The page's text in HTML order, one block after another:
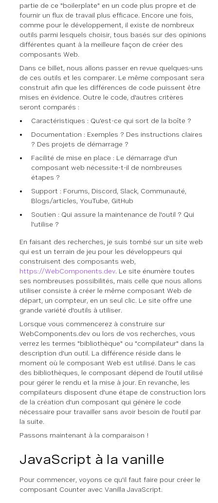
partie de ce "boilerplate" en un code plus propre et de
fournir un flux de travail plus efficace. Encore une fois,
comme pour le développement, il existe de nombreux
outils parmi lesquels choisir, tous basés sur des opinions
différentes quant à la meilleure façon de créer des
composants Web.
Dans ce billet, nous allons passer en revue quelques-uns
de ces outils et les comparer. Le même composant sera
construit afin que les différences de code puissent être
mises en évidence. Outre le code, d'autres critères
seront comparés :
Caractéristiques : Qu'est-ce qui sort de la boîte ?
Documentation : Exemples ? Des instructions claires
? Des projets de démarrage ?
Facilité de mise en place : Le démarrage d'un
composant web nécessite-t-il de nombreuses
étapes ?
Support : Forums, Discord, Slack, Communauté,
Blogs/articles, YouTube, GitHub
Soutien : Qui assure la maintenance de l'outil ? Qui
l'utilise ?
En faisant des recherches, je suis tombé sur un site web
qui est un terrain de jeu pour les développeurs qui
construisent des composants web,
https://WebComponents.dev. Le site énumère toutes
ses nombreuses possibilités, mais celle que nous allons
utiliser consiste à créer le même composant Web de
départ, un compteur, en un seul clic. Le site offre une
grande variété d'outils à utiliser.
Lorsque vous commencerez à construire sur
WebComponents.dev ou lors de vos recherches, vous
verrez les termes "bibliothèque" ou "compilateur" dans la
description d'un outil. La différence réside dans le
moment où le composant Web est utilisé. Dans le cas
des bibliothèques, le composant dépend de l'outil utilisé
pour gérer le rendu et la mise à jour. En revanche, les
compilateurs disposent d'une étape de construction lors
de la création d'un composant qui génère le code
nécessaire pour travailler sans avoir besoin de l'outil par
la suite.
Passons maintenant à la comparaison !
JavaScript à la vanille
Pour commencer, voyons ce qu'il faut faire pour créer le
composant Counter avec Vanilla JavaScript.